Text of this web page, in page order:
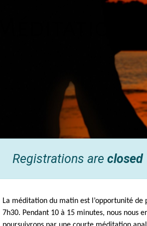
Registrations are closed
La méditation du matin est l’opportunité
7h30. Pendant 10 à 15 minutes, nous nous